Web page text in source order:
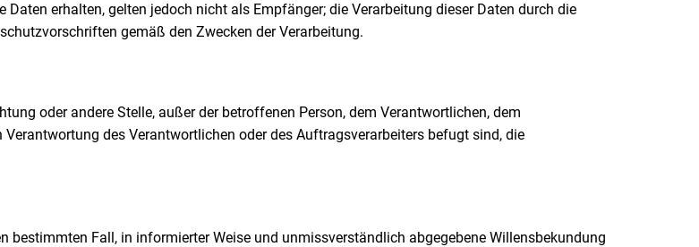
erhalten, gelten jedoch nicht als Empfänger; die Verarbeitung dieser Daten durch die
gemäß den Zwecken der Verarbeitung.
oder andere Stelle, außer der betroffenen Person, dem Verantwortlichen, dem
des Verantwortlichen oder des Auftragsverarbeiters befugt sind, die
bestimmten Fall, in informierter Weise und unmissverständlich abgegebene Willensbekundung